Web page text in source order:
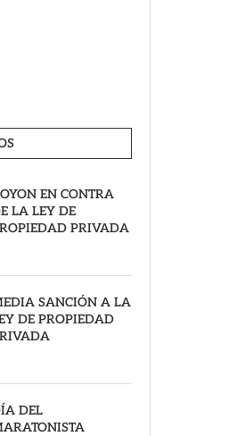
EN CONTRA
LA LEY DE
PRIVADA
SANCIÓN A LA
DE PROPIEDAD
DEL